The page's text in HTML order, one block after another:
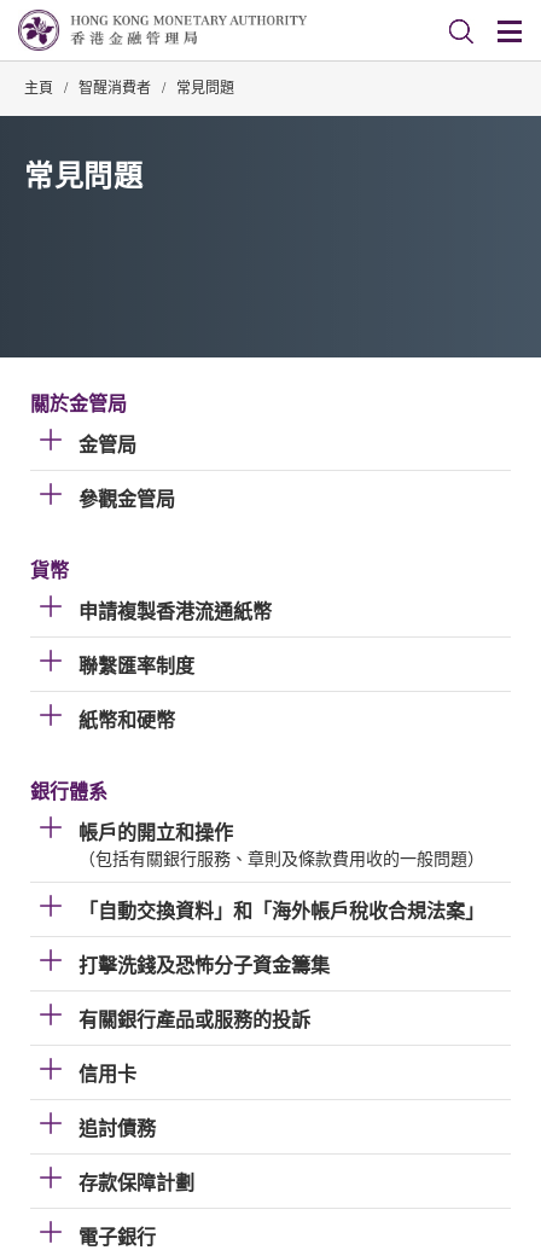
主頁 / 智醒消費者 / 常見問題
常見問題
關於金管局
金管局
參觀金管局
貨幣
申請複製香港流通紙幣
聯繫匯率制度
紙幣和硬幣
銀行體系
帳戶的開立和操作
（包括有關銀行服務、章則及條款費用收的一般問題）
「自動交換資料」和「海外帳戶稅收合規法案」
打擊洗錢及恐怖分子資金籌集
有關銀行產品或服務的投訴
信用卡
追討債務
存款保障計劃
電子銀行